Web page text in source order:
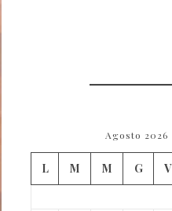
Agosto 2026
L M M G V